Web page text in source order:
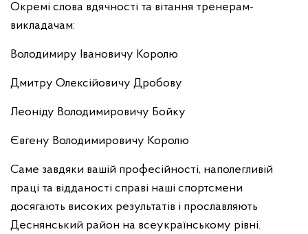
Окремі слова вдячності та вітання тренерам-
викладачам:
Володимиру Івановичу Королю
Дмитру Олексійовичу Дробову
Леоніду Володимировичу Бойку
Євгену Володимировичу Королю
Саме завдяки вашій професійності, наполегливій
праці та відданості справі наші спортсмени
досягають високих результатів і прославляють
Деснянський район на всеукраїнському рівні.